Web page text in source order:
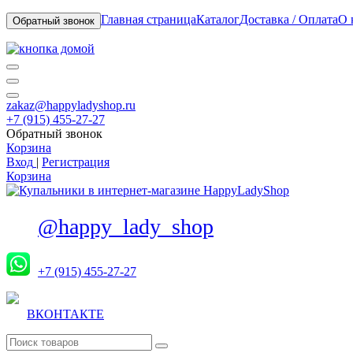
Обратный звонок Главная страницаКаталогДоставка / ОплатаО
zakaz@happyladyshop.ru
+7 (915) 455-27-27
Обратный звонок
Корзина
Вход | Регистрация
Корзина
@happy_lady_shop
+7 (915) 455-27-27
ВКОНТАКТЕ